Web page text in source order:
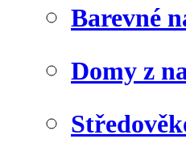
Barevné
Domy z